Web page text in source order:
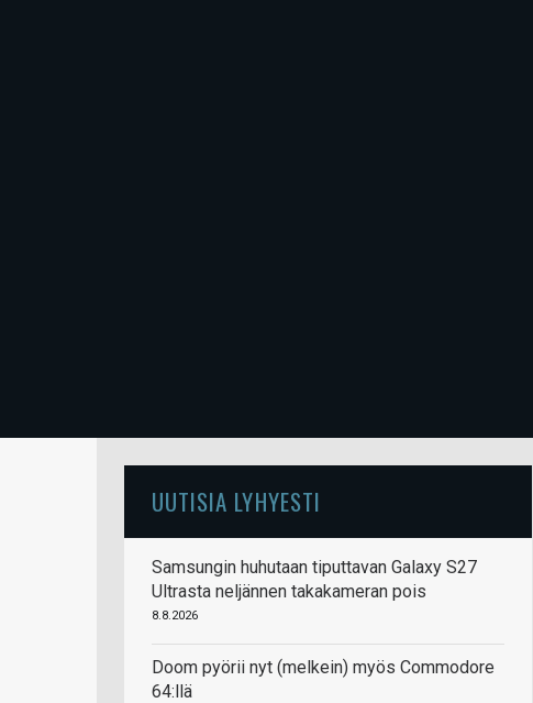
UUTISIA LYHYESTI
Samsungin huhutaan tiputtavan Galaxy S27
Ultrasta neljännen takakameran pois
8.8.2026
Doom pyörii nyt (melkein) myös Commodore
64:llä